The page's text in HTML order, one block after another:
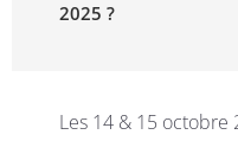
2025 ?
Les 14 & 15 octobre